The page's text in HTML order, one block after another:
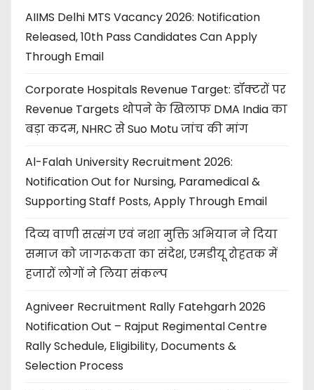
AIIMS Delhi MTS Vacancy 2026: Notification
Released, 10th Pass Candidates Can Apply
Through Email
Corporate Hospitals Revenue Target: डॉक्टरों पर
Revenue Targets थोपने के खिलाफ DMA India का
बड़ा कदम, NHRC से Suo Motu जांच की मांग
Al-Falah University Recruitment 2026:
Notification Out for Nursing, Paramedical &
Supporting Staff Posts, Apply Through Email
दिव्य वाणी सत्संग एवं नशा मुक्ति अभियान ने दिया
समाज को जागरूकता का संदेश, एमडीयू रोहतक में
हजारों लोगों ने लिया संकल्प
Agniveer Recruitment Rally Fatehgarh 2026
Notification Out – Rajput Regimental Centre
Rally Schedule, Eligibility, Documents &
Selection Process